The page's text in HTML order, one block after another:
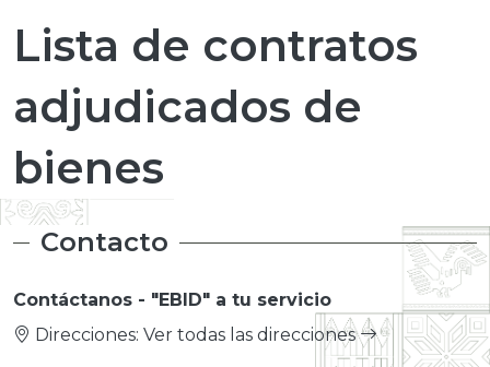
Lista de contratos
adjudicados de
bienes
Contacto
Contáctanos - "EBID" a tu servicio
Direcciones: Ver todas las direcciones